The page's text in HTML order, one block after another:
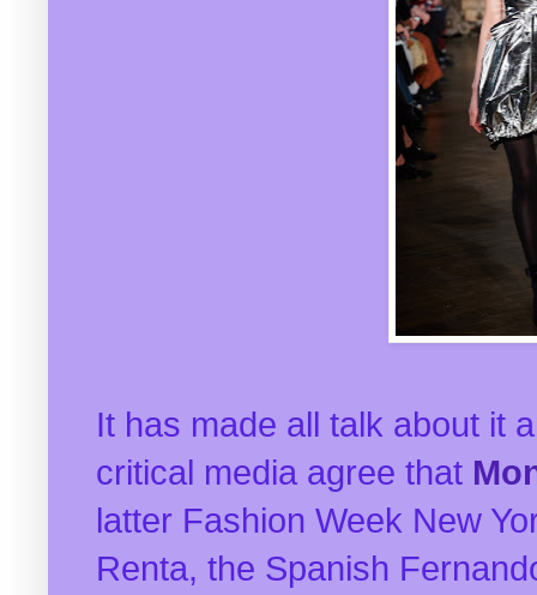
It has made all talk about it
critical media agree that
latter Fashion Week New
Renta, the Spanish